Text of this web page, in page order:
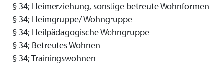
§ 34; Heimerziehung, sonstige betreute Wohnformen
§ 34; Heimgruppe/ Wohngruppe
§ 34; Heilpädagogische Wohngruppe
§ 34; Betreutes Wohnen
§ 34; Trainingswohnen